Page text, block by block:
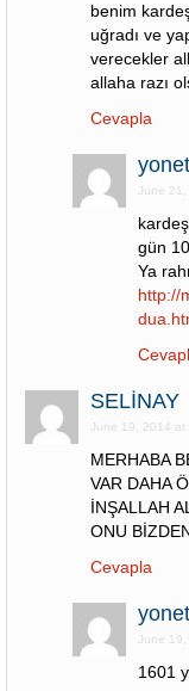
benim
uğradı ve
verecekler
allaha razı
Cevapla
June
gün
Ya
http://
SELİNAY
June 19, 2014 at
MERHABA
VAR DAHA
İNŞALLAH
ONU
Cevapla
June
1601